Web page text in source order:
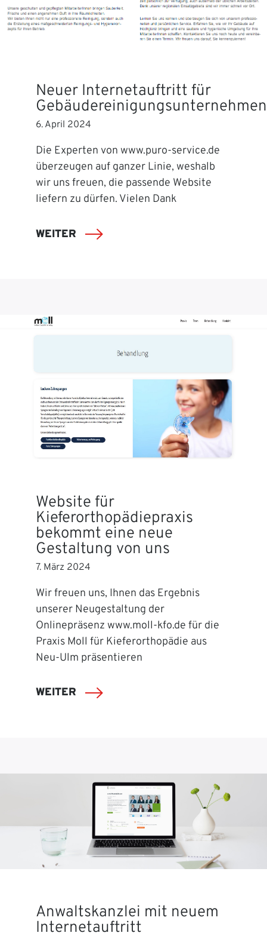
Neuer Internetauftritt für
Gebäudereinigungsunternehmen
6. April 2024
Die Experten von www.puro-service.de
überzeugen auf ganzer Linie, weshalb
wir uns freuen, die passende Website
liefern zu dürfen. Vielen Dank
WEITER
Website für
Kieferorthopädiepraxis
bekommt eine neue
Gestaltung von uns
7. März 2024
Wir freuen uns, Ihnen das Ergebnis
unserer Neugestaltung der
Onlinepräsenz www.moll-kfo.de für die
Praxis Moll für Kieferorthopädie aus
Neu-Ulm präsentieren
WEITER
Anwaltskanzlei mit neuem
Internetauftritt